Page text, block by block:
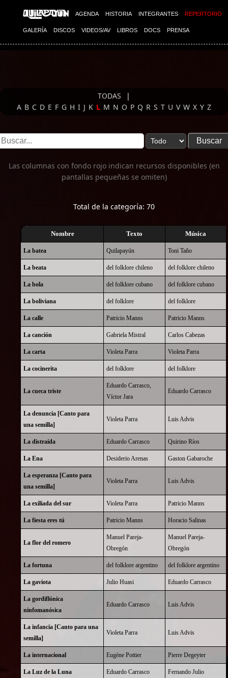
AGENDA HISTORIA INTEGRANTES REPERTORIO
GALERÍA DISCOS VIDEOS/AV LIBROS DOCS PRENSA
Imagen 01
TODAS
|
A B C D E F G H I J K L M N O P Q R S T U V W X Y Z
Las columnas con fondo rojo indican recursos disponibles (en
pantallas pequeñas se omiten)
Total de la categoría: 70
Nombre Texto Música
La batea Quilapayún Toni Taño
La beata del folklore chileno del folklore chileno
La bola del folklore cubano del folklore cubano
La boliviana del folklore del folklore
La calle Patricio Manns Patricio Manns
La canción Gabriela Mistral Carlos Cabezas
La carta Violeta Parra Violeta Parra
La cocinerita del folklore del folklore
La cueca triste
Eduardo Carrasco,
Víctor Jara
Eduardo Carrasco
La denuncia [Canto para
una semilla]
Violeta Parra Luis Advis
La distraída Eduardo Carrasco Quirino Ríos
La Ena Desiderio Arenas Gaston Gabaroche
La esperanza [Canto para
una semilla]
Violeta Parra Luis Advis
La exiliada del sur Violeta Parra Patricio Manns
La fiesta eres tú Patricio Manns Horacio Salinas
La flor del romero
Manuel Pareja-
Obregón
Manuel Pareja-
Obregón
La fortuna del folklore argentino del folklore argentino
La gaviota Julio Huasi Eduardo Carrasco
La gordiflónica
ninfomanósica
Eduardo Carrasco Luis Advis
La infancia [Canto para una
semilla]
Violeta Parra Luis Advis
La internacional Eugène Pottier Pierre Degeyter
La Luz de la Luna Eduardo Carrasco Fernando Julio